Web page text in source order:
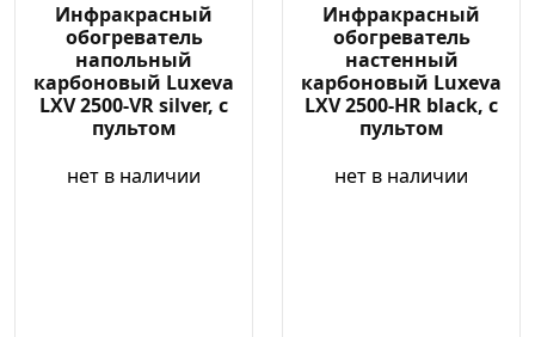
Инфракрасный
обогреватель
напольный
карбоновый Luxeva
LXV 2500-VR silver, с
пультом
нет в наличии
Инфракрасный
обогреватель
настенный
карбоновый Luxeva
LXV 2500-HR black, с
пультом
нет в наличии